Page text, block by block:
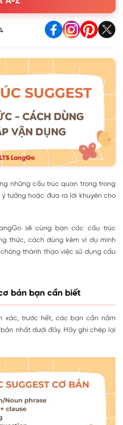
bị động
Suggest
có đáp án
những cấu trúc quan trọng trong
tưởng hoặc đưa ra lời khuyên cho
sẽ cùng bạn các cấu trúc
thức, cách dùng kèm ví dụ minh
thành thạo việc sử dụng cấu
bản bạn cần biết
xác, trước hết, các bạn cần nắm
nhất dưới đây. Hãy ghi chép lại